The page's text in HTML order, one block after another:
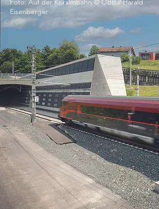
Foto: Auf der Koralmbahn © ÖBB / Harald
Eisenberger